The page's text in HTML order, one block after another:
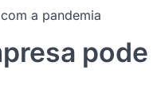
a pandemia
pode